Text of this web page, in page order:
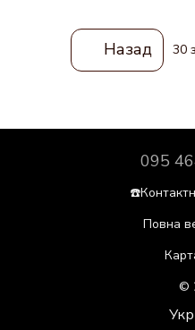
Назад 30
095
Повна
©
Укр